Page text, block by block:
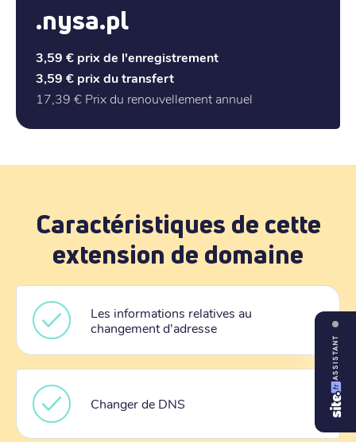
.nysa.pl
3,59 € prix de l'enregistrement
3,59 € prix du transfert
17,39 € Prix du renouvellement annuel
Caractéristiques de cette
extension de domaine
Les informations relatives au
changement d'adresse
Changer de DNS
ASSISTANT